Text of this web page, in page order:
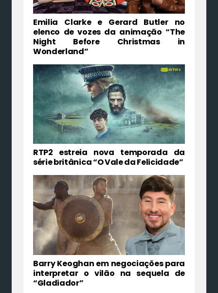
Emilia Clarke e Gerard Butler no
elenco de vozes da animação “The
Night Before Christmas in
Wonderland”
RTP2 estreia nova temporada da
série britânica “O Vale da Felicidade”
Barry Keoghan em negociações para
interpretar o vilão na sequela de
“Gladiador”